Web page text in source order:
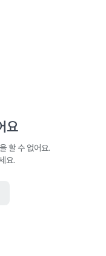
요
할 수 없어요.
요.